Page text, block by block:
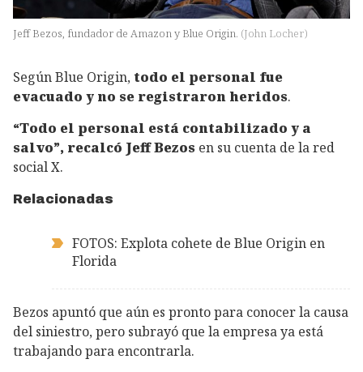
Jeff Bezos, fundador de Amazon y Blue Origin. (John Locher)
Según Blue Origin,todo el personal fue
evacuado y no se registraron heridos.
“Todo el personal está contabilizado y a
salvo”, recalcó Jeff Bezos en su cuenta de la red
social X.
Relacionadas
FOTOS: Explota cohete de Blue Origin en
Florida
Bezos apuntó que aún es pronto para conocer la causa
del siniestro, pero subrayó que la empresa ya está
trabajando para encontrarla.